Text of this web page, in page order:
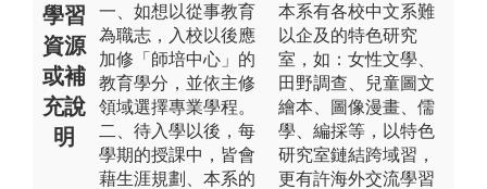
學習
資源
或補
充說
明
一、如想以從事教育
為職志，入校以後應
加修「師培中心」的
教育學分，並依主修
領域選擇專業學程。
二、待入學以後，每
學期的授課中，皆會
藉生涯規劃、本系的
本系有各校中文系難
以企及的特色研究
室，如：女性文學、
田野調查、兒童圖文
繪本、圖像漫畫、儒
學、編採等，以特色
研究室鏈結跨域習，
更有許海外交流學習